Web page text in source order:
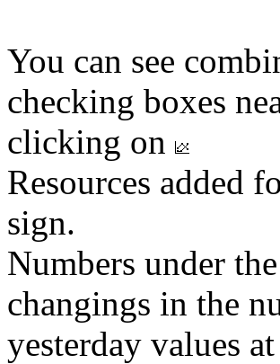
You can see
checking boxes
clicking on
Resources added
sign.
Numbers under
changings in the
yesterday values